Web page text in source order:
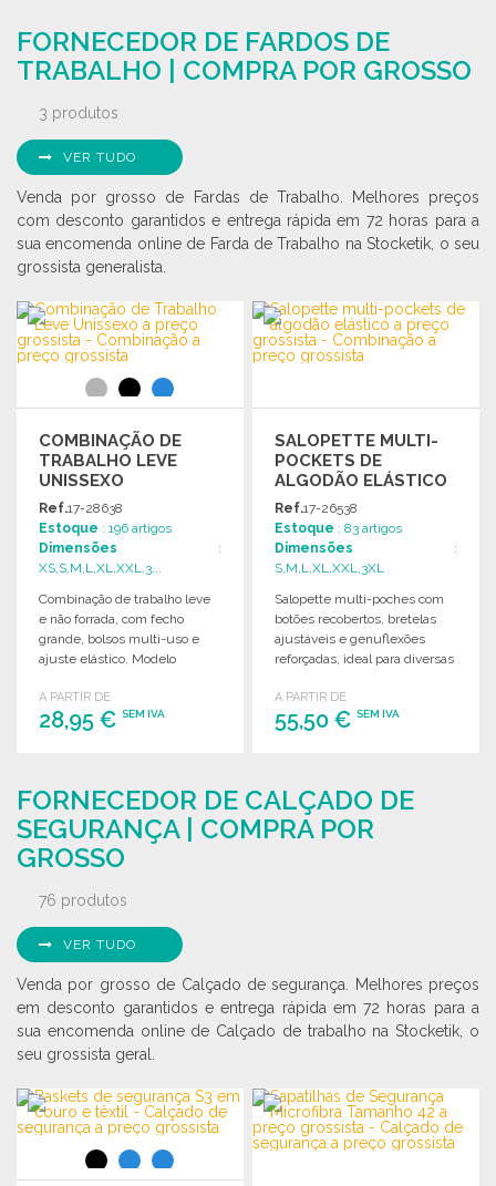
Solicitar um orçamento Solicitar um orçamento
FORNECEDOR DE FARDOS DE
TRABALHO | COMPRA POR GROSSO
3 produtos
VER TUDO
Venda por grosso de Fardas de Trabalho. Melhores preços
com desconto garantidos e entrega rápida em 72 horas para a
sua encomenda online de Farda de Trabalho na Stocketik, o seu
grossista generalista.
COMBINAÇÃO DE
TRABALHO LEVE
UNISSEXO
Ref.17-28638
Estoque : 196 artigos
Dimensões :
XS,S,M,L,XL,XXL,3...
Combinação de trabalho leve
e não forrada, com fecho
grande, bolsos multi-uso e
ajuste elástico. Modelo
A PARTIR DE
28,95 € SEM IVA
Solicitar um orçamento
SALOPETTE MULTI-
POCKETS DE
ALGODÃO ELÁSTICO
Ref.17-26538
Estoque : 83 artigos
Dimensões :
S,M,L,XL,XXL,3XL
Salopette multi-poches com
botões recobertos, bretelas
ajustáveis e genuflexões
reforçadas, ideal para diversas
A PARTIR DE
55,50 €SEM IVA
Solicitar um orçamento
FORNECEDOR DE CALÇADO DE
SEGURANÇA | COMPRA POR
GROSSO
76 produtos
VER TUDO
Venda por grosso de Calçado de segurança. Melhores preços
em desconto garantidos e entrega rápida em 72 horas para a
sua encomenda online de Calçado de trabalho na Stocketik, o
seu grossista geral.